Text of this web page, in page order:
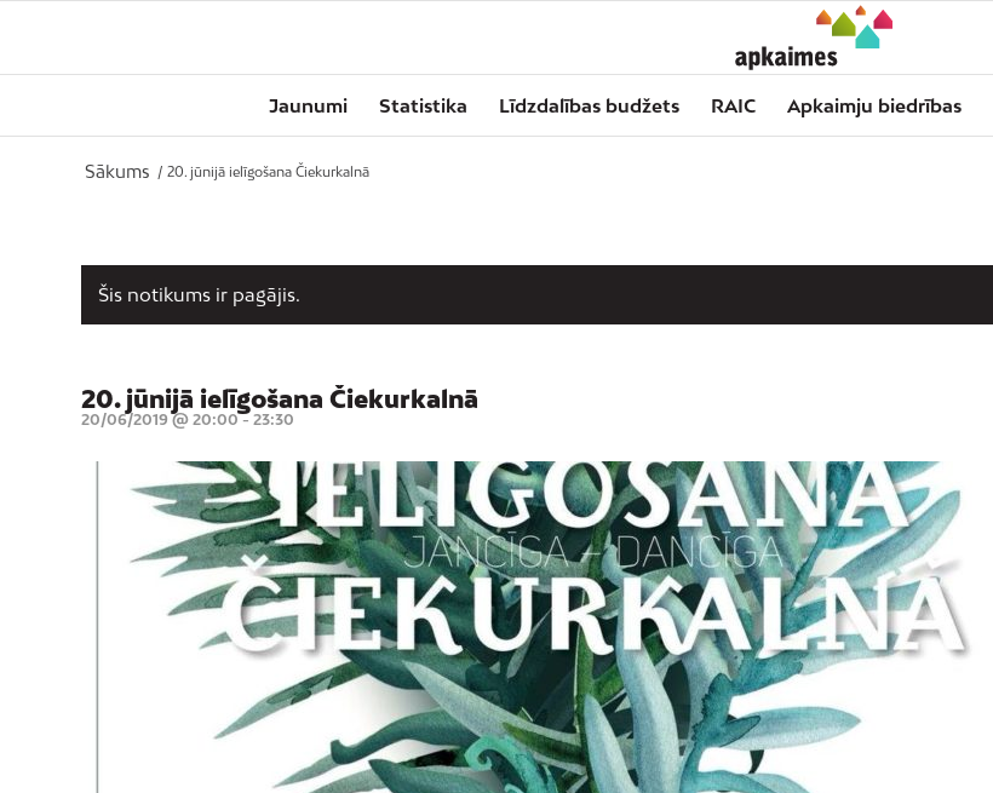
Jaunumi Statistika Līdzdalības budžets RAIC Apkaimju biedrības
Sākums / 20. jūnijā ielīgošana Čiekurkalnā
Šis notikums ir pagājis.
20. jūnijā ielīgošana Čiekurkalnā
20/06/2019 @ 20:00- 23:30